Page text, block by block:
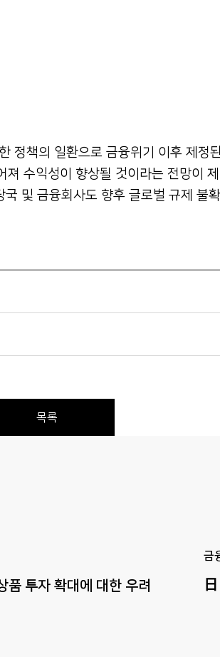
정책의 일환으로 금융위기 이후 제정
져 수익성이 향상될 것이라는 전망이
국 및 금융회사도 향후 글로벌 규제 불
목록
품 투자 확대에 대한 우려
금
日